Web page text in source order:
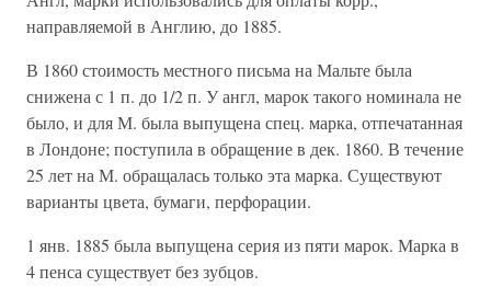
направляемой в Англию, до 1885.
В 1860 стоимость местного письма на Мальте была
снижена с 1 п. до 1/2 п. У англ, марок такого номинала не
было, и для М. была выпущена спец. марка, отпечатанная
в Лондоне; поступила в обращение в дек. 1860. В течение
25 лет на М. обращалась только эта марка. Существуют
варианты цвета, бумаги, перфорации.
1 янв. 1885 была выпущена серия из пяти марок. Марка в
4 пенса существует без зубцов.